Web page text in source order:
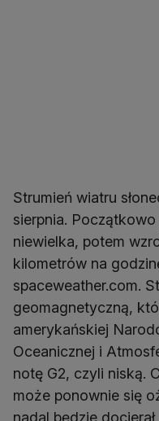
Strumień wiatru
sierpnia.
niewielka, potem
kilometrów na
spaceweather.com.
geomagnetyczną,
amerykańskiej
Oceanicznej i
notę G2, czyli niską.
może ponownie się
nadal będzie